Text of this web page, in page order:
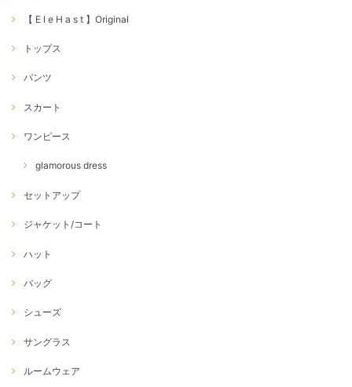
【 E l e H a s t 】Original
トップス
パンツ
スカート
ワンピース
glamorous dress
セットアップ
ジャケット/コート
ハット
バッグ
シューズ
サングラス
ルームウェア